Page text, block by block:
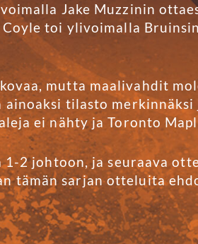
Jake Muzzinin
toi ylivoimalla
mutta maalivahdit
tilasto
ei nähty ja Toronto
2 johtoon, ja seuraava
tämän sarjan otteluita